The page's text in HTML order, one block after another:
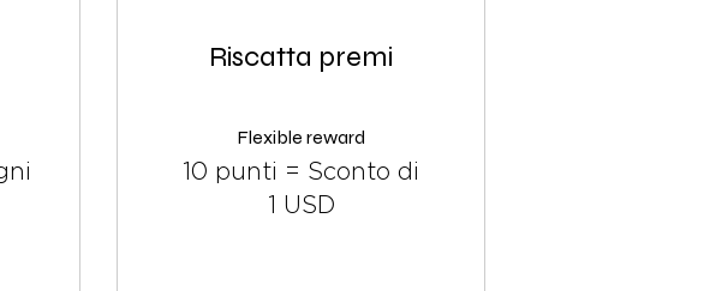
Riscatta premi
Flexible reward
10 punti = Sconto di
1 USD